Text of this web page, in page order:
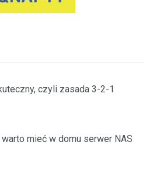
czyli zasada 3-2-1
mieć w domu serwer NAS